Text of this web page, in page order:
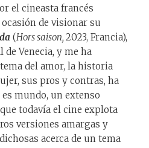
el cineasta francés
de visionar su
(Hors saison, 2023, Francia),
Venecia, y me ha
del amor, la historia
sus pros y contras, ha
mundo, un extenso
todavía el cine explota
versiones amargas y
acerca de un tema